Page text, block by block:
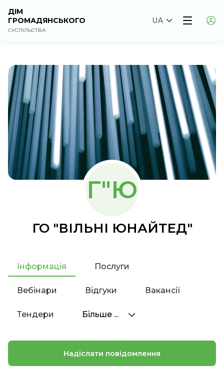
ДІМ
ГРОМАДЯНСЬКОГО
СУСПІЛЬСТВА
UA
Г"Ю
ГО "ВІЛЬНІ ЮНАЙТЕД"
Інформація Послуги
Вебінари Відгуки Вакансії
Тендери Більше ...
Надіслати повідомлення